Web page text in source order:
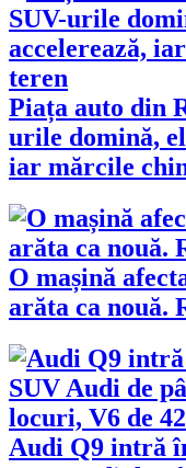
Piața auto din
urile domină,
iar mărcile
O mașină
arăta ca nouă.
Audi Q9 intră